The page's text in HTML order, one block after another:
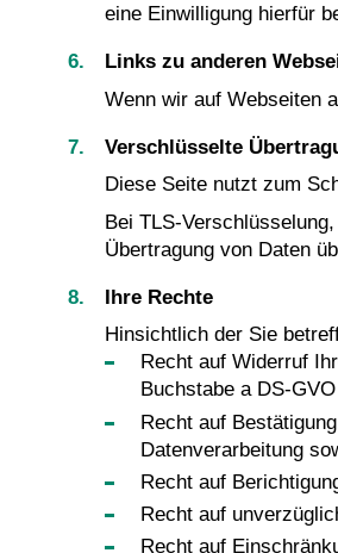
eine Einwilligung hierfür
Links zu anderen
Wenn wir auf Webseiten
Verschlüsselte
Diese Seite nutzt zum
Bei TLS-
Übertragung von Daten
Ihre Rechte
Hinsichtlich der Sie
Recht auf Widerruf
Buchstabe a DS-
Recht auf
Datenverarbeitung
Recht auf
Recht auf
Recht auf